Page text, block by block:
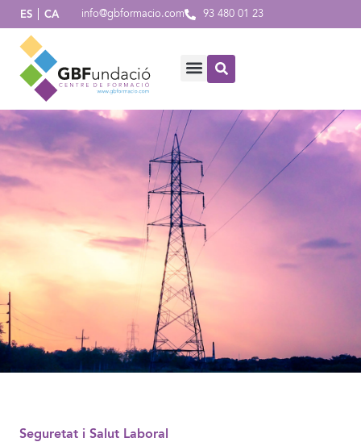
ES CA info@gbformacio.com 93 480 01 23
Seguretat i Salut Laboral